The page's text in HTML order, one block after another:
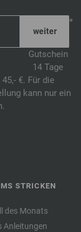
*
Gutschein
14 Tage
€. Für die
kann nur ein
STRICKEN
des Monats
Anleitungen